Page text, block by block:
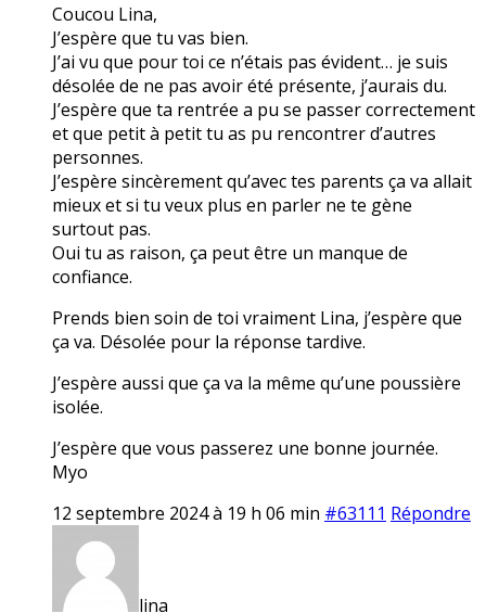
Coucou Lina,
J’espère que tu vas bien.
J’ai vu que pour toi ce n’étais pas évident… je suis
désolée de ne pas avoir été présente, j’aurais du.
J’espère que ta rentrée a pu se passer correctement
et que petit à petit tu as pu rencontrer d’autres
personnes.
J’espère sincèrement qu’avec tes parents ça va allait
mieux et si tu veux plus en parler ne te gène
surtout pas.
Oui tu as raison, ça peut être un manque de
confiance.
Prends bien soin de toi vraiment Lina, j’espère que
ça va. Désolée pour la réponse tardive.
J’espère aussi que ça va la même qu’une poussière
isolée.
J’espère que vous passerez une bonne journée.
Myo
12 septembre 2024 à 19 h 06 min #63111 Répondre
lina